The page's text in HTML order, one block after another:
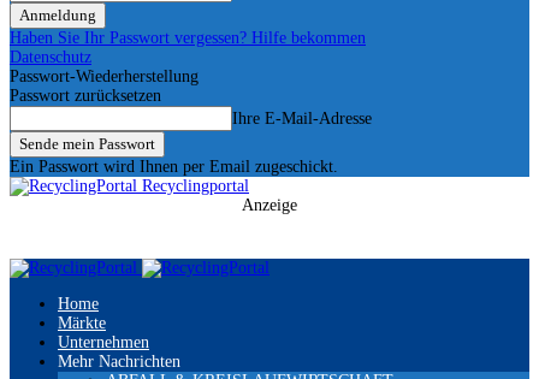
Haben Sie Ihr Passwort vergessen? Hilfe bekommen
Datenschutz
Passwort-Wiederherstellung
Passwort zurücksetzen
Ihre E-Mail-Adresse
Ein Passwort wird Ihnen per Email zugeschickt.
Recyclingportal
Anzeige
Home
Märkte
Unternehmen
Mehr Nachrichten